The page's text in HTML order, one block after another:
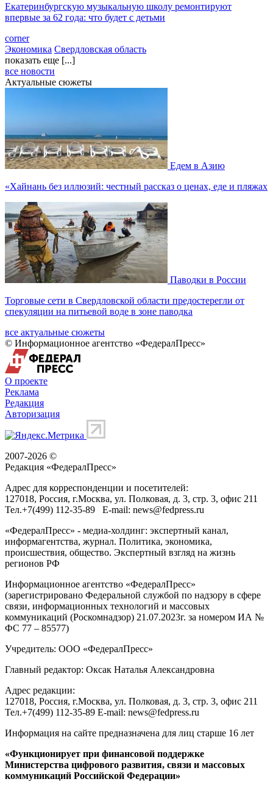
Екатеринбургскую музыкальную школу ремонтируют
впервые за 62 года: что будет с детьми
corner
Экономика Свердловская область
показать еще [...]
все новости
Актуальные сюжеты
Едем в Азию
«Хайнань без иллюзий: честный рассказ о ценах, еде и пляжах
Паводки в России
Торговые сети в Свердловской области предостерегли от
спекуляции на питьевой воде в зоне паводка
все актуальные сюжеты
© Информационное агентство «ФедералПресс»
О проекте
Реклама
Редакция
Авторизация
2007-2026 ©
Редакция «ФедералПресс»
Адрес для корреспонденции и посетителей:
127018, Россия, г.Москва, ул. Полковая, д. 3, стр. 3, офис 211
Тел.+7(499) 112-35-89 E-mail: news@fedpress.ru
«ФедералПресс» - медиа-холдинг: экспертный канал,
информагентства, журнал. Политика, экономика,
происшествия, общество. Экспертный взгляд на жизнь
регионов РФ
Информационное агентство «ФедералПресс»
(зарегистрировано Федеральной службой по надзору в сфере
связи, информационных технологий и массовых
коммуникаций (Роскомнадзор) 21.07.2023г. за номером ИА №
ФС 77 – 85577)
Учредитель: ООО «ФедералПресс»
Главный редактор: Оксак Наталья Александровна
Адрес редакции:
127018, Россия, г.Москва, ул. Полковая, д. 3, стр. 3, офис 211
Тел.+7(499) 112-35-89 E-mail: news@fedpress.ru
Информация на сайте предназначена для лиц старше 16 лет
«Функционирует при финансовой поддержке
Министерства цифрового развития, связи и массовых
коммуникаций Российской Федерации»